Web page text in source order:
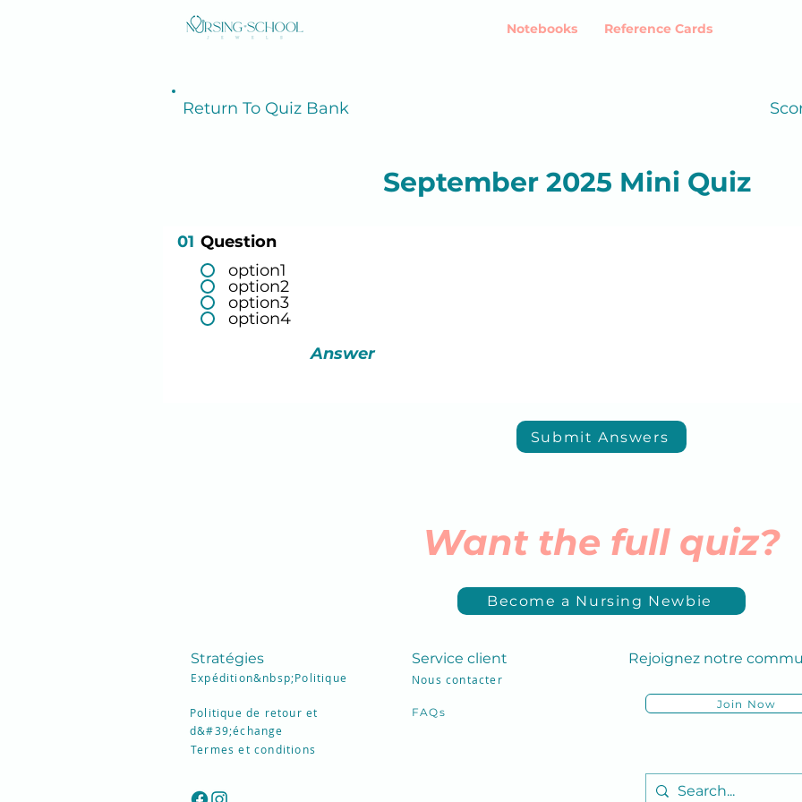
Notebooks Reference Cards
Return To Quiz Bank
September 2025 Mini Quiz
01 Question
option1
option2
option3
option4
Answer
Submit Answers
Want the full quiz?
Become a Nursing Newbie
Stratégies
Expédition&nbsp;Politique
Politique de retour et
d&#39;échange
Service client
Nous contacter
FAQs
Rejoignez notre
Join Now
Termes et conditions